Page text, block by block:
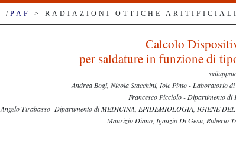
/ PAF > RADIAZIONI OTTICHE ARITIFICIALI
Calcolo
per saldature in funzione di
Andrea Bogi, Nicola Stacchini, Iole Pinto - Laboratorio
Francesco Picciolo - Dipartimento di
Angelo Tirabasso -Dipartimento di MEDICINA, EPIDEMIOLOGIA, IGIENE
Maurizio Diano, Ignazio Di Gesu, Roberto